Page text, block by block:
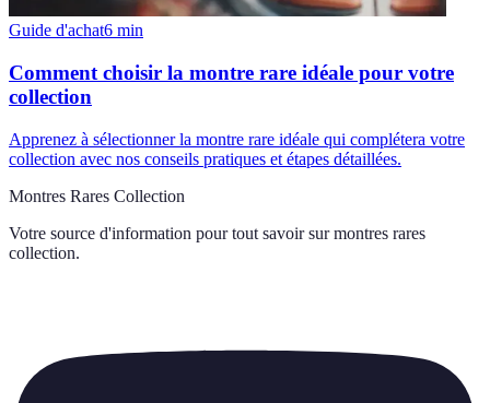
Guide d'achat6 min
Comment choisir la montre rare idéale pour votre
collection
Apprenez à sélectionner la montre rare idéale qui complétera votre
collection avec nos conseils pratiques et étapes détaillées.
Montres Rares Collection
Votre source d'information pour tout savoir sur montres rares
collection.